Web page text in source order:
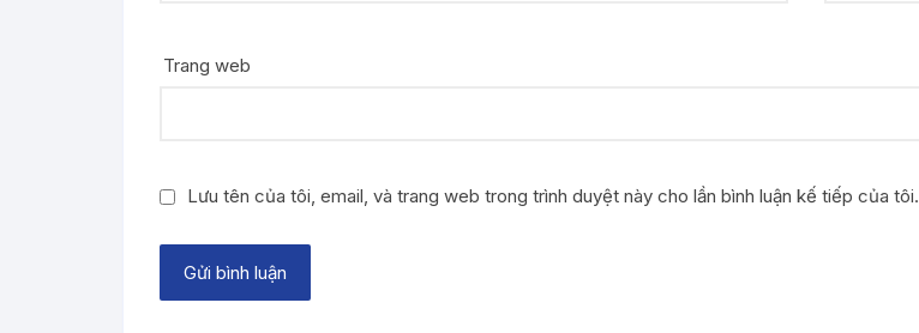
Trang web
Lưu tên của tôi, email, và trang web trong trình duyệt này cho lần bình luận kế tiếp của tôi.